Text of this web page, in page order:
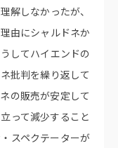
解しなかったが、
由にシャルドネか
してハイエンドの
批判を繰り返して
の販売が安定して
って減少すること
スペクテーターが